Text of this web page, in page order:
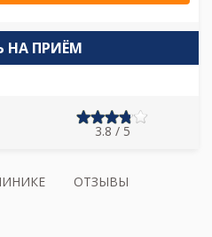
НА ПРИЁМ
3.8 / 5
ОТЗЫВЫ